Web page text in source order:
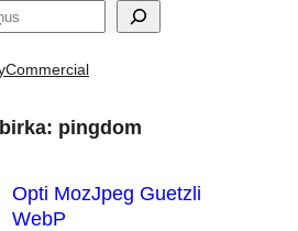
Commercial
pingdom
Opti MozJpeg Guetzli
WebP